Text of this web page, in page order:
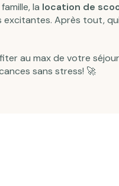
la location de
excitantes. Après tout,
au max de votre
sans stress! 🚀